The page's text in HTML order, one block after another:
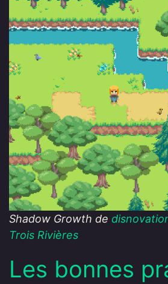
Shadow Growth de
Trois Rivières
Les bonnes